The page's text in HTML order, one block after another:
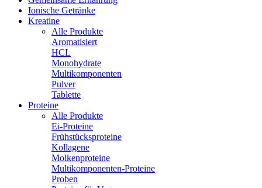
Ionische Getränke
Kreatine
Alle Produkte
Aromatisiert
HCL
Monohydrate
Multikomponenten
Pulver
Tablette
Proteine
Alle Produkte
Ei-Proteine
Frühstücksproteine
Kollagene
Molkenproteine
Multikomponenten-Proteine
Proben